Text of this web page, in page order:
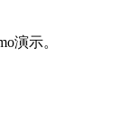
演示。